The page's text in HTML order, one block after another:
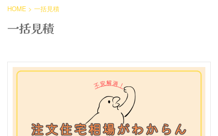
HOME > 一括見積
一括見積